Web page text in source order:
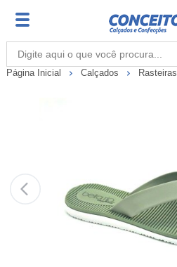
Página Inicial Calçados Rasteiras